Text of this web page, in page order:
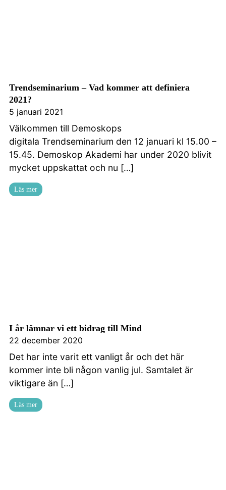
Trendseminarium – Vad kommer att definiera
2021?
5 januari 2021
Välkommen till Demoskops
digitala Trendseminarium den 12 januari kl 15.00 –
15.45. Demoskop Akademi har under 2020 blivit
mycket uppskattat och nu […]
Läs mer
I år lämnar vi ett bidrag till Mind
22 december 2020
Det har inte varit ett vanligt år och det här
kommer inte bli någon vanlig jul. Samtalet är
viktigare än […]
Läs mer